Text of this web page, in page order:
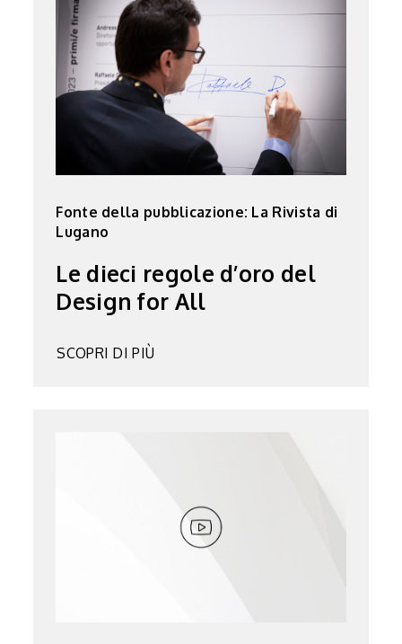
Fonte della pubblicazione: La Rivista di
Lugano
Le dieci regole d’oro del
Design for All
SCOPRI DI PIÙ